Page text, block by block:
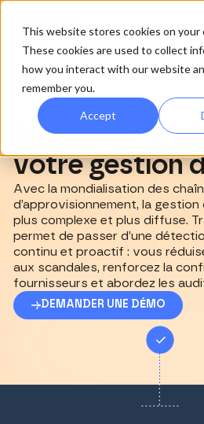
This website stores cookies on your
These cookies are used to collect
how you interact with our website
remember you.
Accept
Risques fournisseurs
Identifiez et
votre gestion
Avec la mondialisation des
d’approvisionnement, la
plus complexe et plus diffuse.
permet de passer d’une
continu et proactif : vous
aux scandales, renforcez la
fournisseurs et abordez les
DEMANDER UNE D ÉMO